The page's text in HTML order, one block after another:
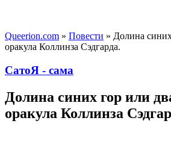
Queerion.com » Повести » Долина
оракула Коллинза Сэдгарда.
СатоЯ - сама
Долина синих гор или
оракула Коллинза